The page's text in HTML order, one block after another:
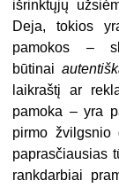
išrinktųjų
Deja, tokios
pamokos –
būtinai
laikraštį ar
pamoka – yra
pirmo žvilgsnio
paprasčiausias
rankdarbiai